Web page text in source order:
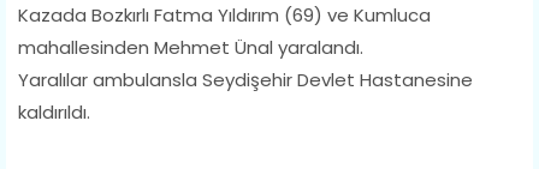
Kazada ​Bozkırlı ​Fatma Yıldırım (69) ve ​Kumluca
mahallesinden ​Mehmet Ünal yaralandı.
​​Yaralılar ambulansla Seydişehir Devlet Hastanesine
kaldırıldı.